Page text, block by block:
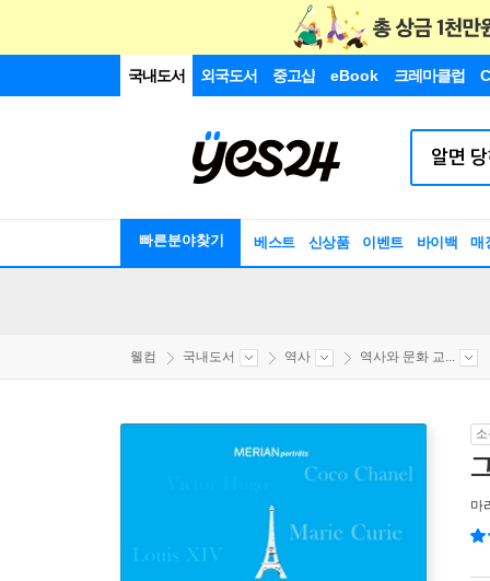
국내도서 외국도서 중고샵 eBook 크레마클럽
빠른분야찾기 베스트 신상품 이벤트 바이백 매
웰컴 국내도서 역사 역사와 문화 교...
마